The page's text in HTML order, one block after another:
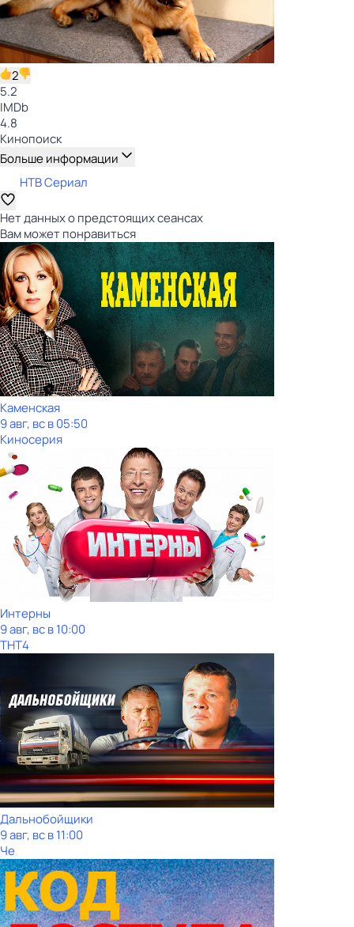
2
5.2
IMDb
4.8
Кинопоиск
Больше информации
НТВ Сериал
Нет данных о предстоящих сеансах
Вам может понравиться
Каменская
9 авг, вс в 05:50
Киносерия
Интерны
9 авг, вс в 10:00
ТНТ4
Дальнобойщики
9 авг, вс в 11:00
Че